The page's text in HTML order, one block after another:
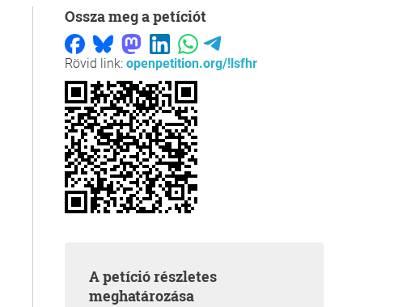
Ossza meg a petíciót
Rövid link: openpetition.org/!lsfhr
A petíció részletes
meghatározása